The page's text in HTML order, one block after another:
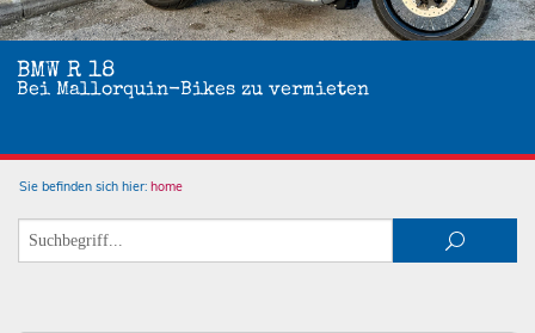
BMW R 18
Bei Mallorquin-Bikes zu vermieten
Sie befinden sich hier: home